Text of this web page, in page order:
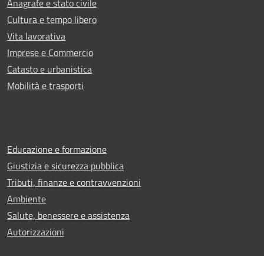
Anagrafe e stato civile
Cultura e tempo libero
Vita lavorativa
Imprese e Commercio
Catasto e urbanistica
Mobilità e trasporti
Educazione e formazione
Giustizia e sicurezza pubblica
Tributi, finanze e contravvenzioni
Ambiente
Salute, benessere e assistenza
Autorizzazioni